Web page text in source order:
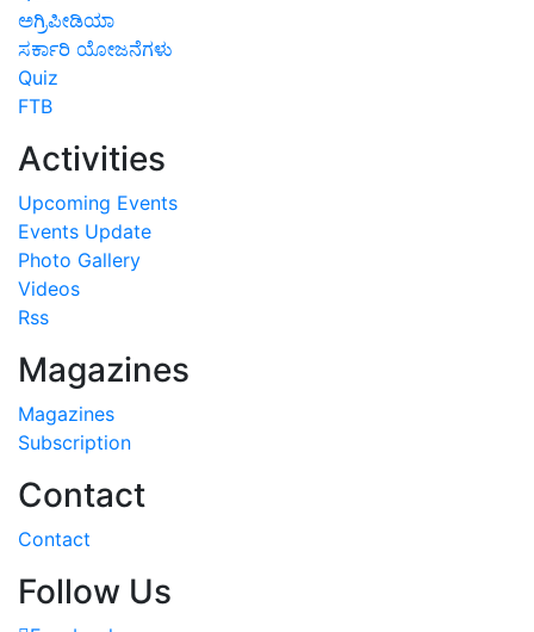
ಅಗ್ರಿಪೀಡಿಯಾ
ಸರ್ಕಾರಿ ಯೋಜನೆಗಳು
Quiz
FTB
Activities
Upcoming Events
Events Update
Photo Gallery
Videos
Rss
Magazines
Magazines
Subscription
Contact
Contact
Follow Us